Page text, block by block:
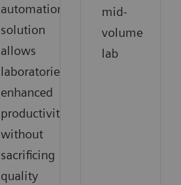
automation
solution
allows
laboratories
enhanced
productivity
without
sacrificing
quality
mid-
volume
lab